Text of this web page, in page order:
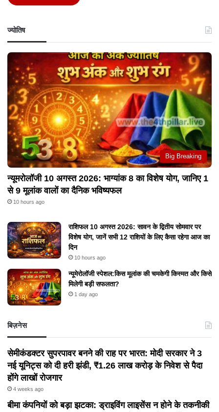
ज्योतिष
Big Breaking
न्यूमरोलॉजी 10 अगस्त 2026: भाग्यांक 8 का विशेष योग, जानिए 1
से 9 मूलांक वालों का दैनिक भविष्यफल
10 hours ago
राशिफल 10 अगस्त 2026: सावन के द्वितीय सोमवार पर
विशेष योग, जानें सभी 12 राशियों के लिए कैसा रहेगा आज का
दिन
10 hours ago
न्यूमेरोलॉजी स्पेशल:किस मूलांक की चमकेगी किस्मत और किसे
मिलेगी बड़ी सफलता?
1 day ago
बिज़नेस
सेमीकंडक्टर सुपरपावर बनने की राह पर भारत: मोदी सरकार ने 3
नई यूनिट्स को दी हरी झंडी, ₹1.26 लाख करोड़ के निवेश से पैदा
होंगे लाखों रोजगार
4 weeks ago
बीमा कंपनियों को बड़ा झटका: ड्राइविंग लाइसेंस न होने के तकनीकी